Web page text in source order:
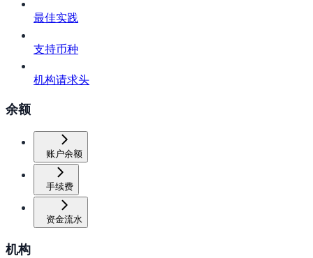
最佳实践
支持币种
机构请求头
余额
账户余额
手续费
资金流水
机构